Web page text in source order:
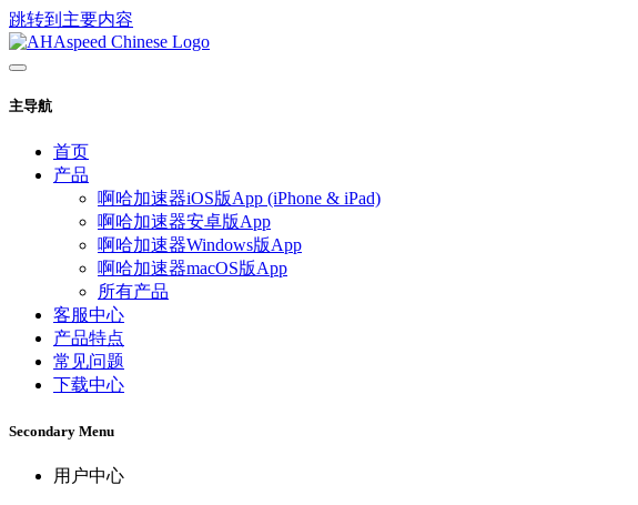
跳转到主要内容
主导航
首页
产品
啊哈加速器iOS版App (iPhone & iPad)
啊哈加速器安卓版App
啊哈加速器Windows版App
啊哈加速器macOS版App
所有产品
客服中心
产品特点
常见问题
下载中心
Secondary Menu
用户中心